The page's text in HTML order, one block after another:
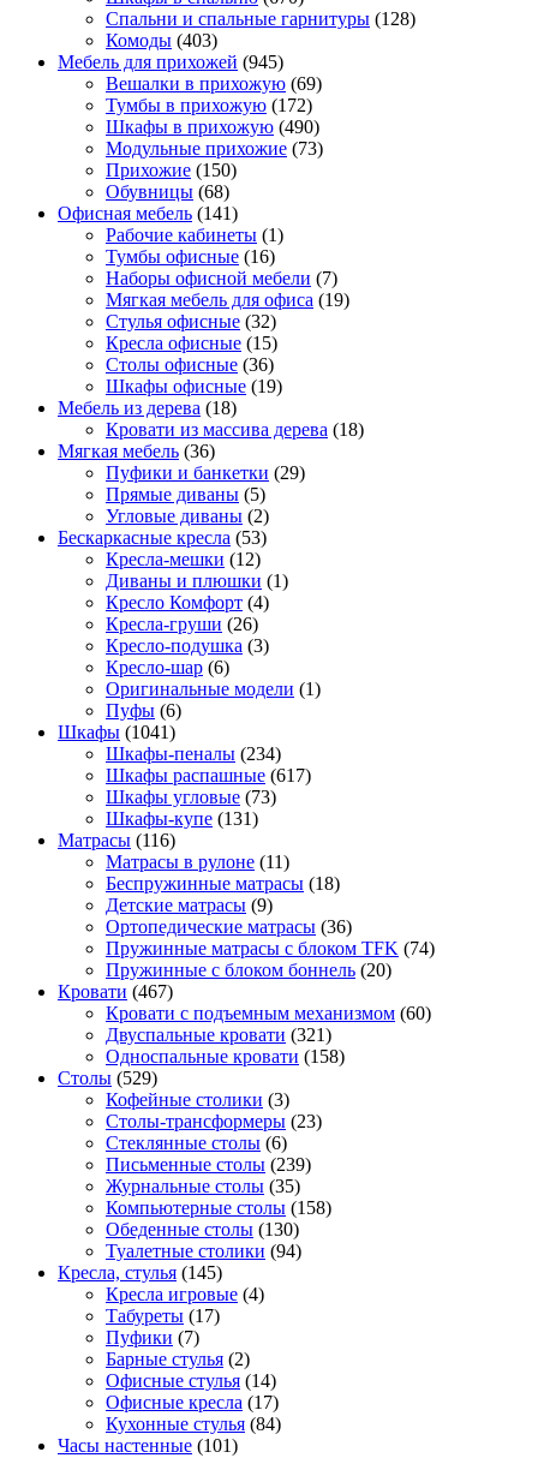
Спальни и спальные гарнитуры (128)
Комоды (403)
Мебель для прихожей (945)
Вешалки в прихожую (69)
Тумбы в прихожую (172)
Шкафы в прихожую (490)
Модульные прихожие (73)
Прихожие (150)
Обувницы (68)
Офисная мебель (141)
Рабочие кабинеты (1)
Тумбы офисные (16)
Наборы офисной мебели (7)
Мягкая мебель для офиса (19)
Стулья офисные (32)
Кресла офисные (15)
Столы офисные (36)
Шкафы офисные (19)
Мебель из дерева (18)
Кровати из массива дерева (18)
Мягкая мебель (36)
Пуфики и банкетки (29)
Прямые диваны (5)
Угловые диваны (2)
Бескаркасные кресла (53)
Кресла-мешки (12)
Диваны и плюшки (1)
Кресло Комфорт (4)
Кресла-груши (26)
Кресло-подушка (3)
Кресло-шар (6)
Оригинальные модели (1)
Пуфы (6)
Шкафы (1041)
Шкафы-пеналы (234)
Шкафы распашные (617)
Шкафы угловые (73)
Шкафы-купе (131)
Матрасы (116)
Матрасы в рулоне (11)
Беспружинные матрасы (18)
Детские матрасы (9)
Ортопедические матрасы (36)
Пружинные матрасы с блоком TFK (74)
Пружинные с блоком боннель (20)
Кровати (467)
Кровати с подъемным механизмом (60)
Двуспальные кровати (321)
Односпальные кровати (158)
Столы (529)
Кофейные столики (3)
Столы-трансформеры (23)
Стеклянные столы (6)
Письменные столы (239)
Журнальные столы (35)
Компьютерные столы (158)
Обеденные столы (130)
Туалетные столики (94)
Кресла, стулья (145)
Кресла игровые (4)
Табуреты (17)
Пуфики (7)
Барные стулья (2)
Офисные стулья (14)
Офисные кресла (17)
Кухонные стулья (84)
Часы настенные (101)